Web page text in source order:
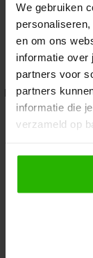
We gebruiken
en om ons
informatie over
partners voor
partners
informatie die
verzameld op
Als je op
toestemming
Lees hier
Application
loading